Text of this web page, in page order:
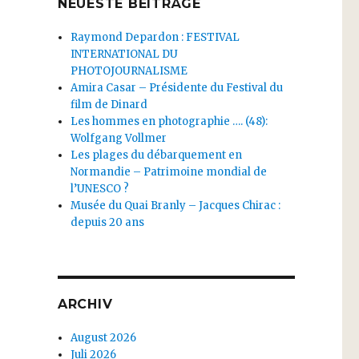
NEUESTE BEITRÄGE
Raymond Depardon : FESTIVAL
INTERNATIONAL DU
PHOTOJOURNALISME
Amira Casar – Présidente du Festival du
film de Dinard
Les hommes en photographie …. (48):
Wolfgang Vollmer
Les plages du débarquement en
Normandie – Patrimoine mondial de
l’UNESCO ?
Musée du Quai Branly – Jacques Chirac :
depuis 20 ans
ARCHIV
August 2026
Juli 2026